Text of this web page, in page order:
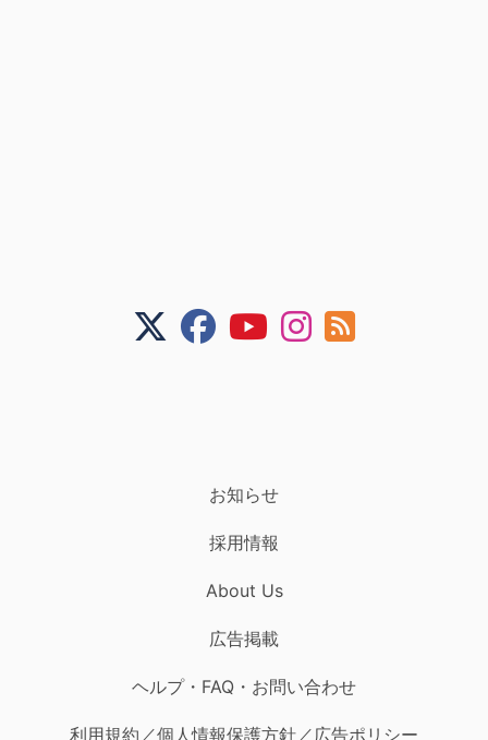
お知らせ
採用情報
About Us
広告掲載
ヘルプ・FAQ・お問い合わせ
利用規約／個人情報保護方針／広告ポリシー